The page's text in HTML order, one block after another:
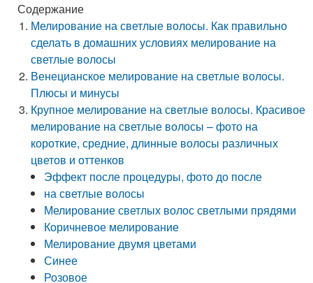
Содержание
Мелирование на светлые волосы. Как правильно
сделать в домашних условиях мелирование на
светлые волосы
Венецианское мелирование на светлые волосы.
Плюсы и минусы
Крупное мелирование на светлые волосы. Красивое
мелирование на светлые волосы – фото на
короткие, средние, длинные волосы различных
цветов и оттенков
Эффект после процедуры, фото до после
на светлые волосы
Мелирование светлых волос светлыми прядями
Коричневое мелирование
Мелирование двумя цветами
Синее
Розовое